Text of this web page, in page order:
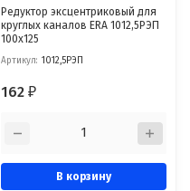
Редуктор эксцентриковый для
круглых каналов ERA 1012,5РЭП
100x125
Артикул: 1012,5РЭП
162₽
В корзину